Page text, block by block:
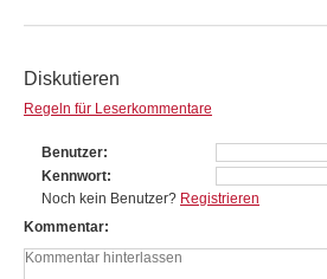
Diskutieren
Regeln für Leserkommentare
Benutzer
Kennwort
Noch kein Benutzer? Registrieren
Kommentar